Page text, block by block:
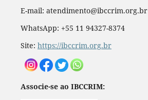
E-mail: atendimento@ibccrim.org.br
WhatsApp: +55 11 94327-8374
Site: https://ibccrim.org.br
Associe-se ao IBCCRIM: